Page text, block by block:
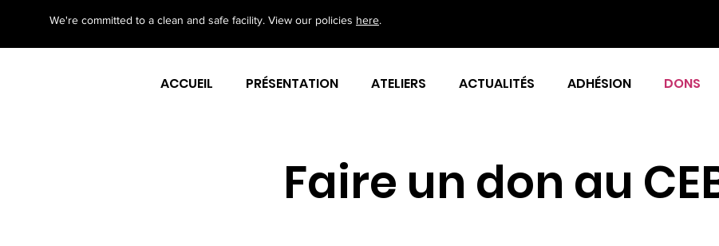
We're committed to a clean and safe facility. View our policies here.
ACCUEIL PRÉSENTATION ATELIERS ACTUALITÉS ADHÉSION DONS
Faire un don au